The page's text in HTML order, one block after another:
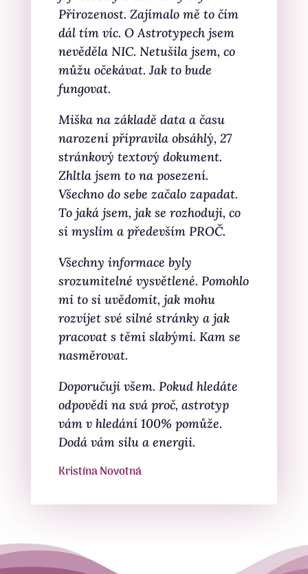
Přirozenost. Zajímalo mě to čím
dál tím víc. O Astrotypech jsem
nevěděla NIC. Netušila jsem, co
můžu očekávat. Jak to bude
fungovat.
Miška na základě data a času
narození připravila obsáhlý, 27
stránkový textový dokument.
Zhltla jsem to na posezení.
Všechno do sebe začalo zapadat.
To jaká jsem, jak se rozhoduji, co
si myslím a především PROČ.
Všechny informace byly
srozumitelné vysvětlené. Pomohlo
mi to si uvědomit, jak mohu
rozvíjet své silné stránky a jak
pracovat s těmi slabými. Kam se
nasměrovat.
Doporučuji všem. Pokud hledáte
odpovědi na svá proč, astrotyp
vám v hledání 100% pomůže.
Dodá vám sílu a energii.
Kristína Novotná